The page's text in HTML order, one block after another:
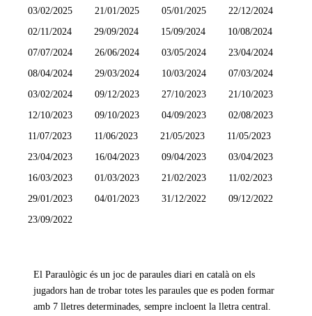
03/02/2025
21/01/2025 05/01/2025
22/12/2024
02/11/2024
29/09/2024 15/09/2024
10/08/2024
07/07/2024
26/06/2024 03/05/2024
23/04/2024
08/04/2024
29/03/2024 10/03/2024
07/03/2024
03/02/2024
09/12/2023 27/10/2023
21/10/2023
12/10/2023
09/10/2023 04/09/2023
02/08/2023
11/07/2023
11/06/2023 21/05/2023
11/05/2023
23/04/2023
16/04/2023 09/04/2023
03/04/2023
16/03/2023
01/03/2023 21/02/2023
11/02/2023
29/01/2023
04/01/2023 31/12/2022
09/12/2022
23/09/2022
El Paraulògic és un joc de paraules diari en català on els
jugadors han de trobar totes les paraules que es poden formar
amb 7 lletres determinades, sempre incloent la lletra central.